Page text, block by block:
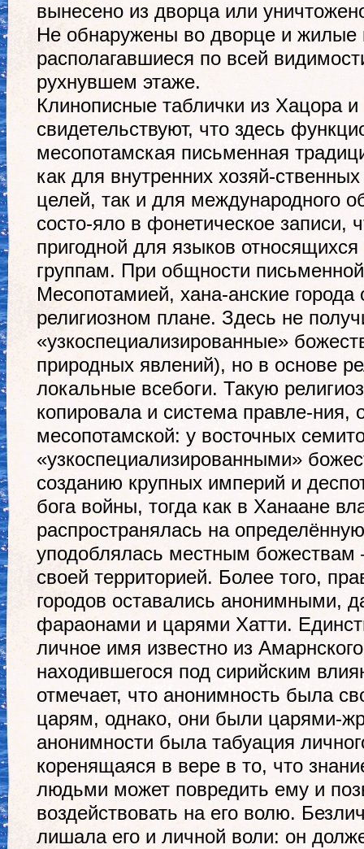
вынесено из дворца или
Не обнаружены во дворце и жилые
располагавшиеся по всей
рухнувшем этаже.
Клинописные таблички из Хацора
свидетельствуют, что здесь
месопотамская письменная
как для внутренних хозяй-
целей, так и для международного
состо-яло в фонетическое записи,
пригодной для языков
группам. При общности
Месопотамией, хана-анские города
религиозном плане. Здесь не
«узкоспециализированные»
природных явлений), но в основе
локальные всебоги. Такую
копировала и система правле-ния,
месопотамской: у восточных
«узкоспециализированными»
созданию крупных империй и
бога войны, тогда как в Ханаане
распространялась на
уподоблялась местным
своей территорией. Более того,
городов оставались анонимными,
фараонами и царями Хатти.
личное имя известно из
находившегося под сирийским
отмечает, что анонимность была
царям, однако, они были царями-
анонимности была табуация
коренящаяся в вере в то, что
людьми может повредить ему и
воздействовать на его волю.
лишала его и личной воли: он